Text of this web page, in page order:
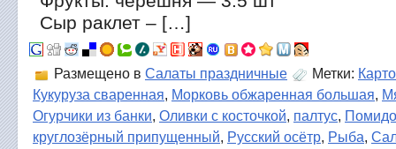
Сыр раклет – […]
Размещено в Салаты праздничные Метки:
Кукуруза сваренная, Морковь обжаренная большая,
Огурчики из банки, Оливки с косточкой, палтус,
круглозёрный припущенный, Русский осётр, Рыба,